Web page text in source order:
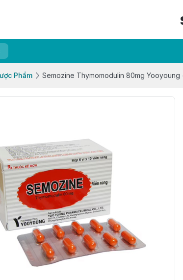
Phẩm Semozine Thymomodulin 80mg Yooyoung